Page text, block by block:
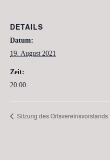
DETAILS
Datum:
19. August 2021
Zeit:
20:00
Sitzung des Ortsvereinsvorstands